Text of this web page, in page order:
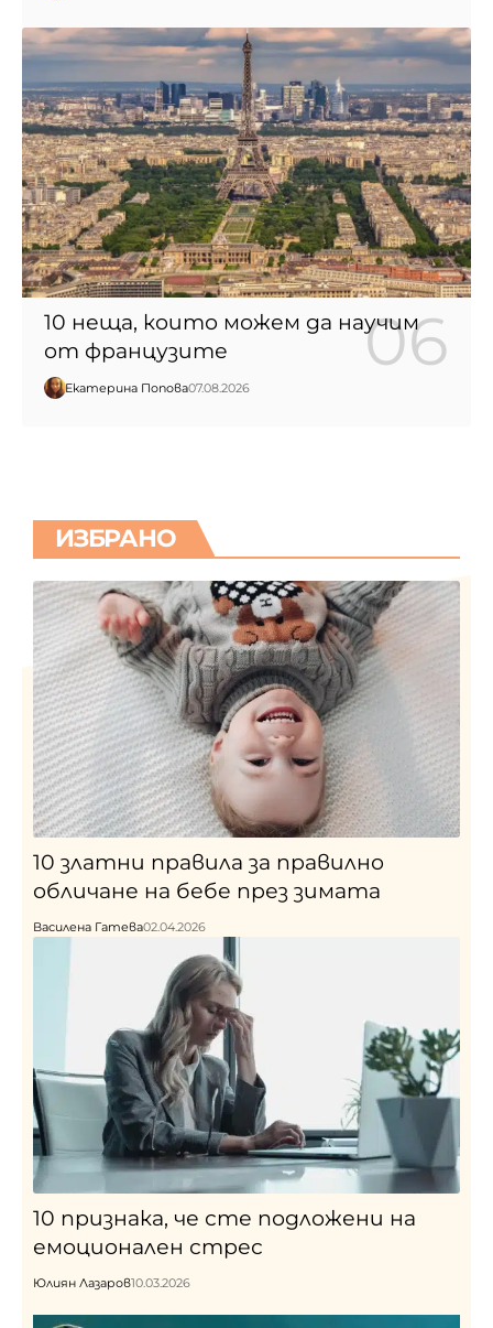
10 неща, които можем да научим
от французите
Екатерина Попова07.08.2026
ИЗБРАНО
10 златни правила за правилно
обличане на бебе през зимата
Василена Гатева02.04.2026
10 признака, че сте подложени на
емоционален стрес
Юлиян Лазаров10.03.2026